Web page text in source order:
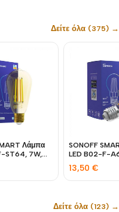
Δείτε όλα (375) →
Λάμπα
ST64, 7W,
SONOFF
LED B02-F-
13,50€
Δείτε όλα (123) →